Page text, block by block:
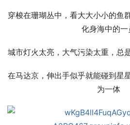
穿梭在珊瑚丛中，看大大小小的鱼
化身海中的一
城市灯火太亮，大气污染太重，总
在马达京，伸出手似乎就能碰到星
为一体